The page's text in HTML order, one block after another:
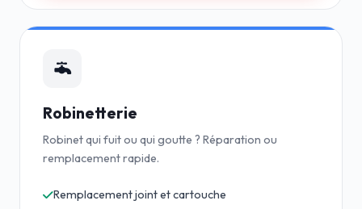
Robinetterie
Robinet qui fuit ou qui goutte ? Réparation ou
remplacement rapide.
Remplacement joint et cartouche